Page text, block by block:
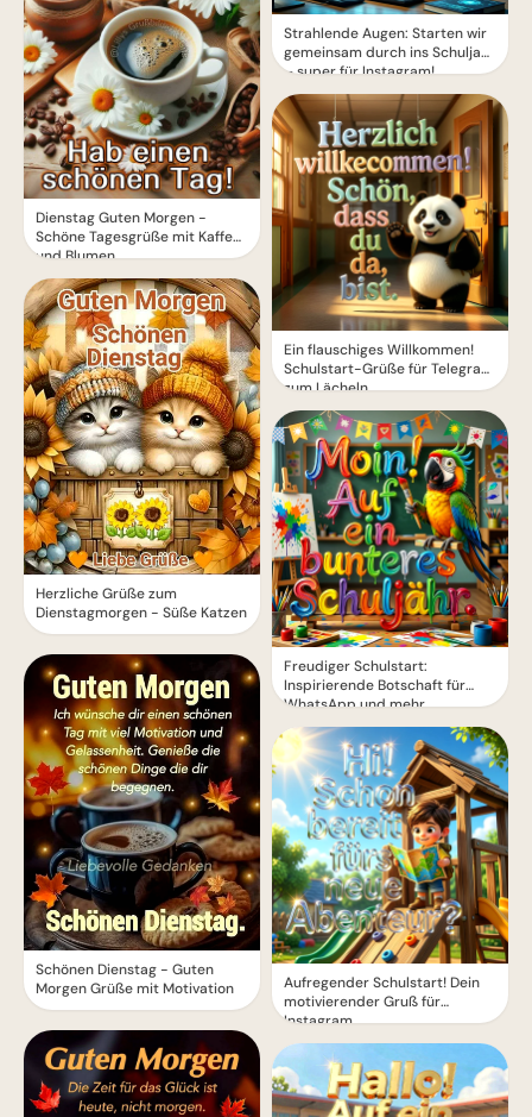
Dienstag Guten Morgen -
Schöne Tagesgrüße mit Kaffee
und Blumen
Herzliche Grüße zum
Dienstagmorgen - Süße Katzen
Schönen Dienstag - Guten
Morgen Grüße mit Motivation
Strahlende Augen: Starten wir
gemeinsam durch ins Schuljahr
– super für Instagram!
Ein flauschiges Willkommen!
Schulstart-Grüße für Telegram
zum Lächeln
Freudiger Schulstart:
Inspirierende Botschaft für
WhatsApp und mehr
Aufregender Schulstart! Dein
motivierender Gruß für
Instagram